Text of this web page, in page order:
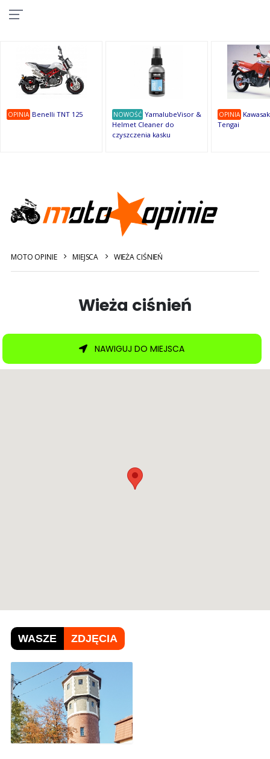
OSTATNIE
OPINIA Benelli TNT 125 NOWOŚĆ YamalubeVisor &
Helmet Cleaner do
czyszczenia kasku
OPINIA
Tengai
MOTO OPINIE MIEJSCA WIEŻA CIŚNIEŃ
Wieża ciśnień
NAWIGUJ DO MIEJSCA
WASZE ZDJĘCIA